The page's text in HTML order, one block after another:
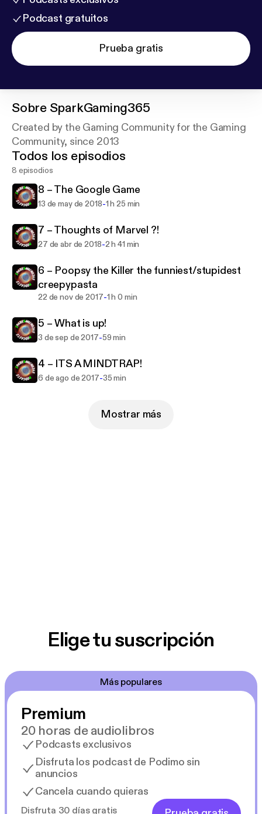
Podcast gratuitos
Prueba gratis
Sobre SparkGaming365
Created by the Gaming Community for the Gaming
Community, since 2013
Todos los episodios
8 episodios
8 – The Google Game
13 de may de 2018-1 h 25 min
7 – Thoughts of Marvel ?!
27 de abr de 2018-2 h 41 min
6 – Poopsy the Killer the funniest/stupidest
creepypasta
22 de nov de 2017-1 h 0 min
5 – What is up!
3 de sep de 2017-59 min
4 – ITS A MINDTRAP!
6 de ago de 2017-35 min
Mostrar más
Elige tu suscripción
Más populares
Premium
20 horas de audiolibros
Podcasts exclusivos
Disfruta los podcast de Podimo sin
anuncios
Cancela cuando quieras
Disfruta 30 días gratis